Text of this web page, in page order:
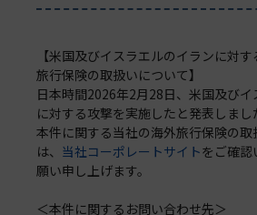
【米国及びイスラエルのイランに対
旅行保険の取扱いについて】
日本時間2026年2月28日、米国及び
に対する攻撃を実施したと発表しまし
本件に関する当社の海外旅行保険の取
は、 当社コーポレートサイトをご確
願い申し上げます。
＜本件に関するお問い合わせ先＞